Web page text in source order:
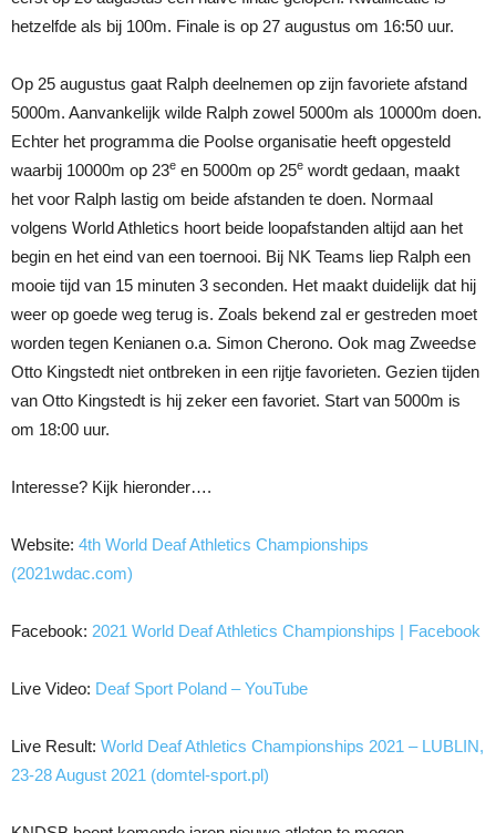
hetzelfde als bij 100m. Finale is op 27 augustus om 16:50 uur.
Op 25 augustus gaat Ralph deelnemen op zijn favoriete afstand
5000m. Aanvankelijk wilde Ralph zowel 5000m als 10000m doen.
Echter het programma die Poolse organisatie heeft opgesteld
waarbij 10000m op 23e en 5000m op 25e wordt gedaan, maakt
het voor Ralph lastig om beide afstanden te doen. Normaal
volgens World Athletics hoort beide loopafstanden altijd aan het
begin en het eind van een toernooi. Bij NK Teams liep Ralph een
mooie tijd van 15 minuten 3 seconden. Het maakt duidelijk dat hij
weer op goede weg terug is. Zoals bekend zal er gestreden moet
worden tegen Kenianen o.a. Simon Cherono. Ook mag Zweedse
Otto Kingstedt niet ontbreken in een rijtje favorieten. Gezien tijden
van Otto Kingstedt is hij zeker een favoriet. Start van 5000m is
om 18:00 uur.
Interesse? Kijk hieronder….
Website: 4th World Deaf Athletics Championships
(2021wdac.com)
Facebook: 2021 World Deaf Athletics Championships | Facebook
Live Video: Deaf Sport Poland – YouTube
Live Result: World Deaf Athletics Championships 2021 – LUBLIN,
23-28 August 2021 (domtel-sport.pl)